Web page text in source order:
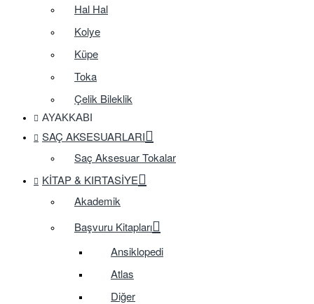
Hal Hal
Kolye
Küpe
Toka
Çelik Bileklik
AYAKKABI
SAÇ AKSESUARLARI
Saç Aksesuar Tokalar
KITAP & KIRTASIYE
Akademik
Başvuru Kitapları
Ansiklopedi
Atlas
Diğer